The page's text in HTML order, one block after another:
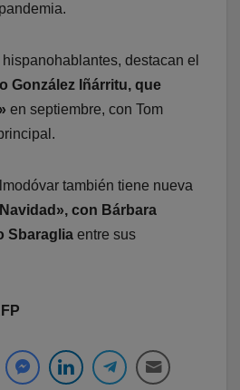
destacan el
González Iñárritu, que
en septiembre, con Tom
también tiene nueva
con Bárbara
Sbaraglia entre sus